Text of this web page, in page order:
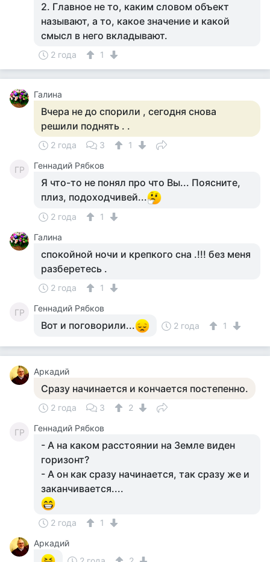
2. Главное не то, каким словом объект
называют, а то, какое значение и какой
смысл в него вкладывают.
2 года 1
Галина
Вчера не до спорили , сегодня снова
решили поднять . .
2 года 3 1
ГР Геннадий Рябков
Я что-то не понял про что Вы... Поясните,
плиз, подоходчивей...
2 года
1
Галина
спокойной ночи и крепкого сна .!!! без меня
разберетесь .
2 года 1
ГР Геннадий Рябков
Вот и поговорили... 2 года 1
Аркадий
Сразу начинается и кончается постепенно.
2 года 3 2
ГР Геннадий Рябков
- А на каком расстоянии на Земле виден
горизонт?
- А он как сразу начинается, так сразу же и
заканчивается....
2 года
1
Аркадий